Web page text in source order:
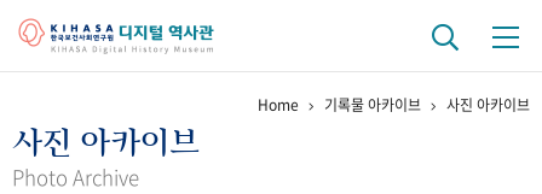
걸어온 길 기관 변천사
Home 기록물 아카이브 사진 아카이브
사진 아카이브
Photo Archive